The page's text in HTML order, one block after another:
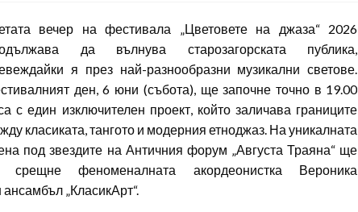
вечер на фестивала „Цветовете на джаза“ 2026
да вълнува старозагорската публика,
я през най-разнообразни музикални светове.
ден, 6 юни (събота), ще започне точно в 19.00
с един изключителен проект, който заличава границите
класиката, тангото и модерния етноджаз. На уникалната
под звездите на Античния форум „Августа Траяна“ ще
срещне феноменалната акордеонистка Вероника
„КласикАрт“.